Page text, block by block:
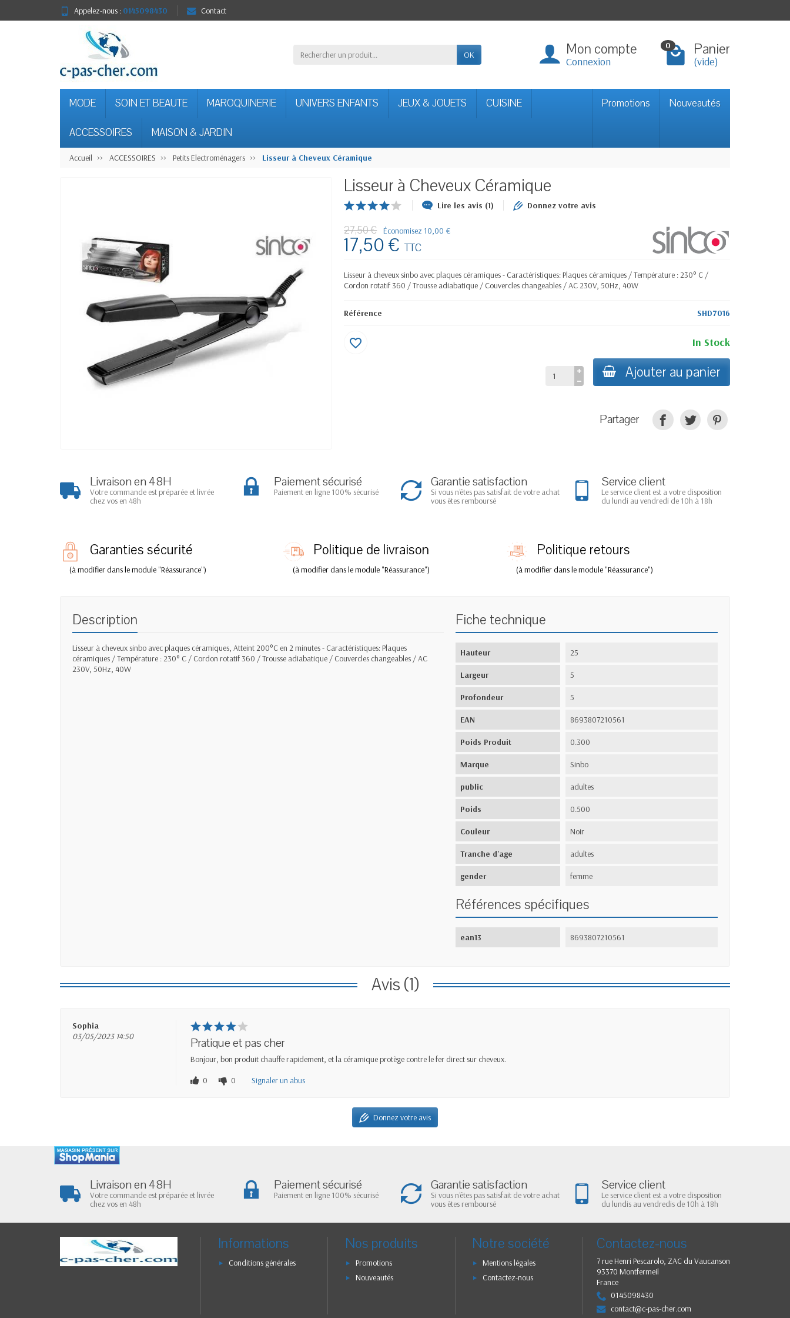
Appelez-nous : 0145098430 Contact
OK Mon compte
Connexion
0 Panier
(vide)
MODE SOIN ET BEAUTE MAROQUINERIE UNIVERS ENFANTS JEUX & JOUETS CUISINE
ACCESSOIRES MAISON & JARDIN
Promotions Nouveautés
Accueil ACCESSOIRES Petits Electroménagers Lisseur à Cheveux Céramique
Lisseur à Cheveux Céramique
Lire les avis (1) Donnez votre avis
27,50 € Économisez 10,00 €
17,50 €TTC
Lisseur à cheveux sinbo avec plaques céramiques - Caractéristiques: Plaques céramiques / Température : 230° C /
Cordon rotatif 360 / Trousse adiabatique / Couvercles changeables / AC 230V, 50Hz, 40W
Référence SHD7016
In Stock
Ajouter au panier
favorite_border
Partager
Livraison en 48H
Votre commande est préparée et livrée
chez vos en 48h
Paiement sécurisé
Paiement en ligne 100% sécurisé
Garantie satisfaction
Si vous n'êtes pas satisfait de votre achat
vous êtes remboursé
Service client
Le service client est a votre disposition
du lundi au vendredi de 10h à 18h
Garanties sécurité
(à modifier dans le module "Réassurance")
Politique de livraison
(à modifier dans le module "Réassurance")
Politique retours
(à modifier dans le module "Réassurance")
Description
Lisseur à cheveux sinbo avec plaques céramiques, Atteint 200°C en 2 minutes - Caractéristiques: Plaques
céramiques / Température : 230° C / Cordon rotatif 360 / Trousse adiabatique / Couvercles changeables / AC
230V, 50Hz, 40W
Fiche technique
Hauteur 25
Largeur 5
Profondeur 5
EAN 8693807210561
Poids Produit 0.300
Marque Sinbo
public adultes
Poids 0.500
Couleur Noir
Tranche d'age adultes
gender femme
Références spécifiques
ean13 8693807210561
Avis (1)
Sophia
03/05/2023 14:50
Pratique et pas cher
Bonjour, bon produit chauffe rapidement, et la céramique protège contre le fer direct sur cheveux.
0
0 Signaler un abus
Donnez votre avis
Livraison en 48H
Votre commande est préparée et livrée
chez vos en 48h
Paiement sécurisé
Paiement en ligne 100% sécurisé
Garantie satisfaction
Si vous n'êtes pas satisfait de votre achat
vous êtes remboursé
Service client
Le service client est a votre disposition
du lundis au vendredis de 10h à 18h
Informations
Conditions générales
Nos produits
Promotions
Nouveautés
Notre société
Mentions légales
Contactez-nous
Contactez-nous
7 rue Henri Pescarolo, ZAC du Vaucanson
93370 Montfermeil
France
0145098430
contact@c-pas-cher.com